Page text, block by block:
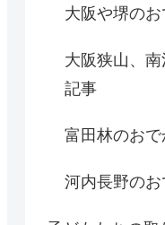
大阪や堺の
大阪狭山、
記事
富田林のお
河内長野の